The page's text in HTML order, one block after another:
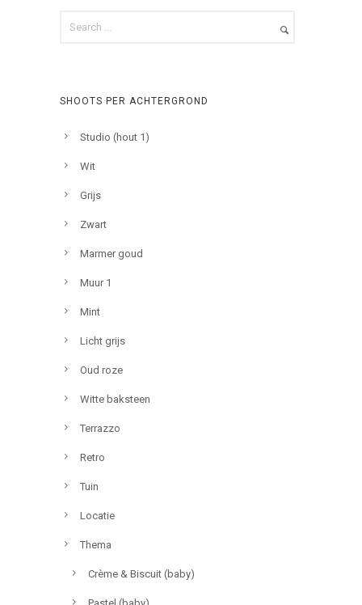
SHOOTS PER ACHTERGROND
Studio (hout 1)
Wit
Grijs
Zwart
Marmer goud
Muur 1
Mint
Licht grijs
Oud roze
Witte baksteen
Terrazzo
Retro
Tuin
Locatie
Thema
Crème & Biscuit (baby)